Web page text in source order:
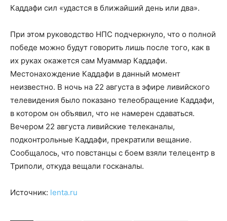
Каддафи сил «удастся в ближайший день или два».
При этом руководство НПС подчеркнуло, что о полной
победе можно будут говорить лишь после того, как в
их руках окажется сам Муаммар Каддафи.
Местонахождение Каддафи в данный момент
неизвестно. В ночь на 22 августа в эфире ливийского
телевидения было показано телеобращение Каддафи,
в котором он объявил, что не намерен сдаваться.
Вечером 22 августа ливийские телеканалы,
подконтрольные Каддафи, прекратили вещание.
Сообщалось, что повстанцы с боем взяли телецентр в
Триполи, откуда вещали госканалы.
Источник: lenta.ru